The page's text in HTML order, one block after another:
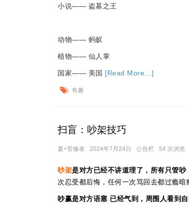
小说—— 盗墓之王
动物—— 蚂蚁
植物—— 仙人掌
国家—— 美国 [Read More…]
有趣
扫盲：吵架技巧
夏+苦修者 2024年7月24日 公告栏 54 次浏览
吵架是对方已经不讲道理了，所有只管吵
次忍受都后悔，任何一次骂回去都过瘾暗
吵赢是对方语塞 已经气到，周围人看到